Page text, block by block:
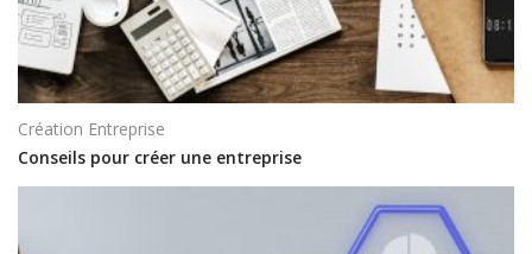
Création Entreprise
Conseils pour créer une entreprise